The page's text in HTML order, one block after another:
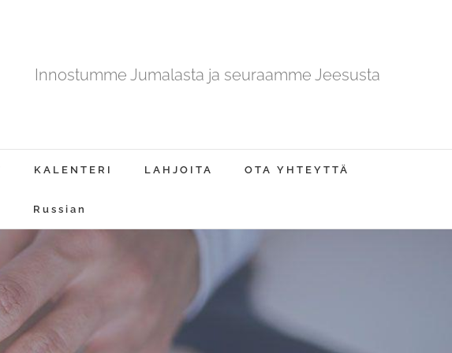
Innostumme Jumalasta ja seuraamme Jeesusta
KALENTERI LAHJOITA OTA YHTEYTTÄ
Russian